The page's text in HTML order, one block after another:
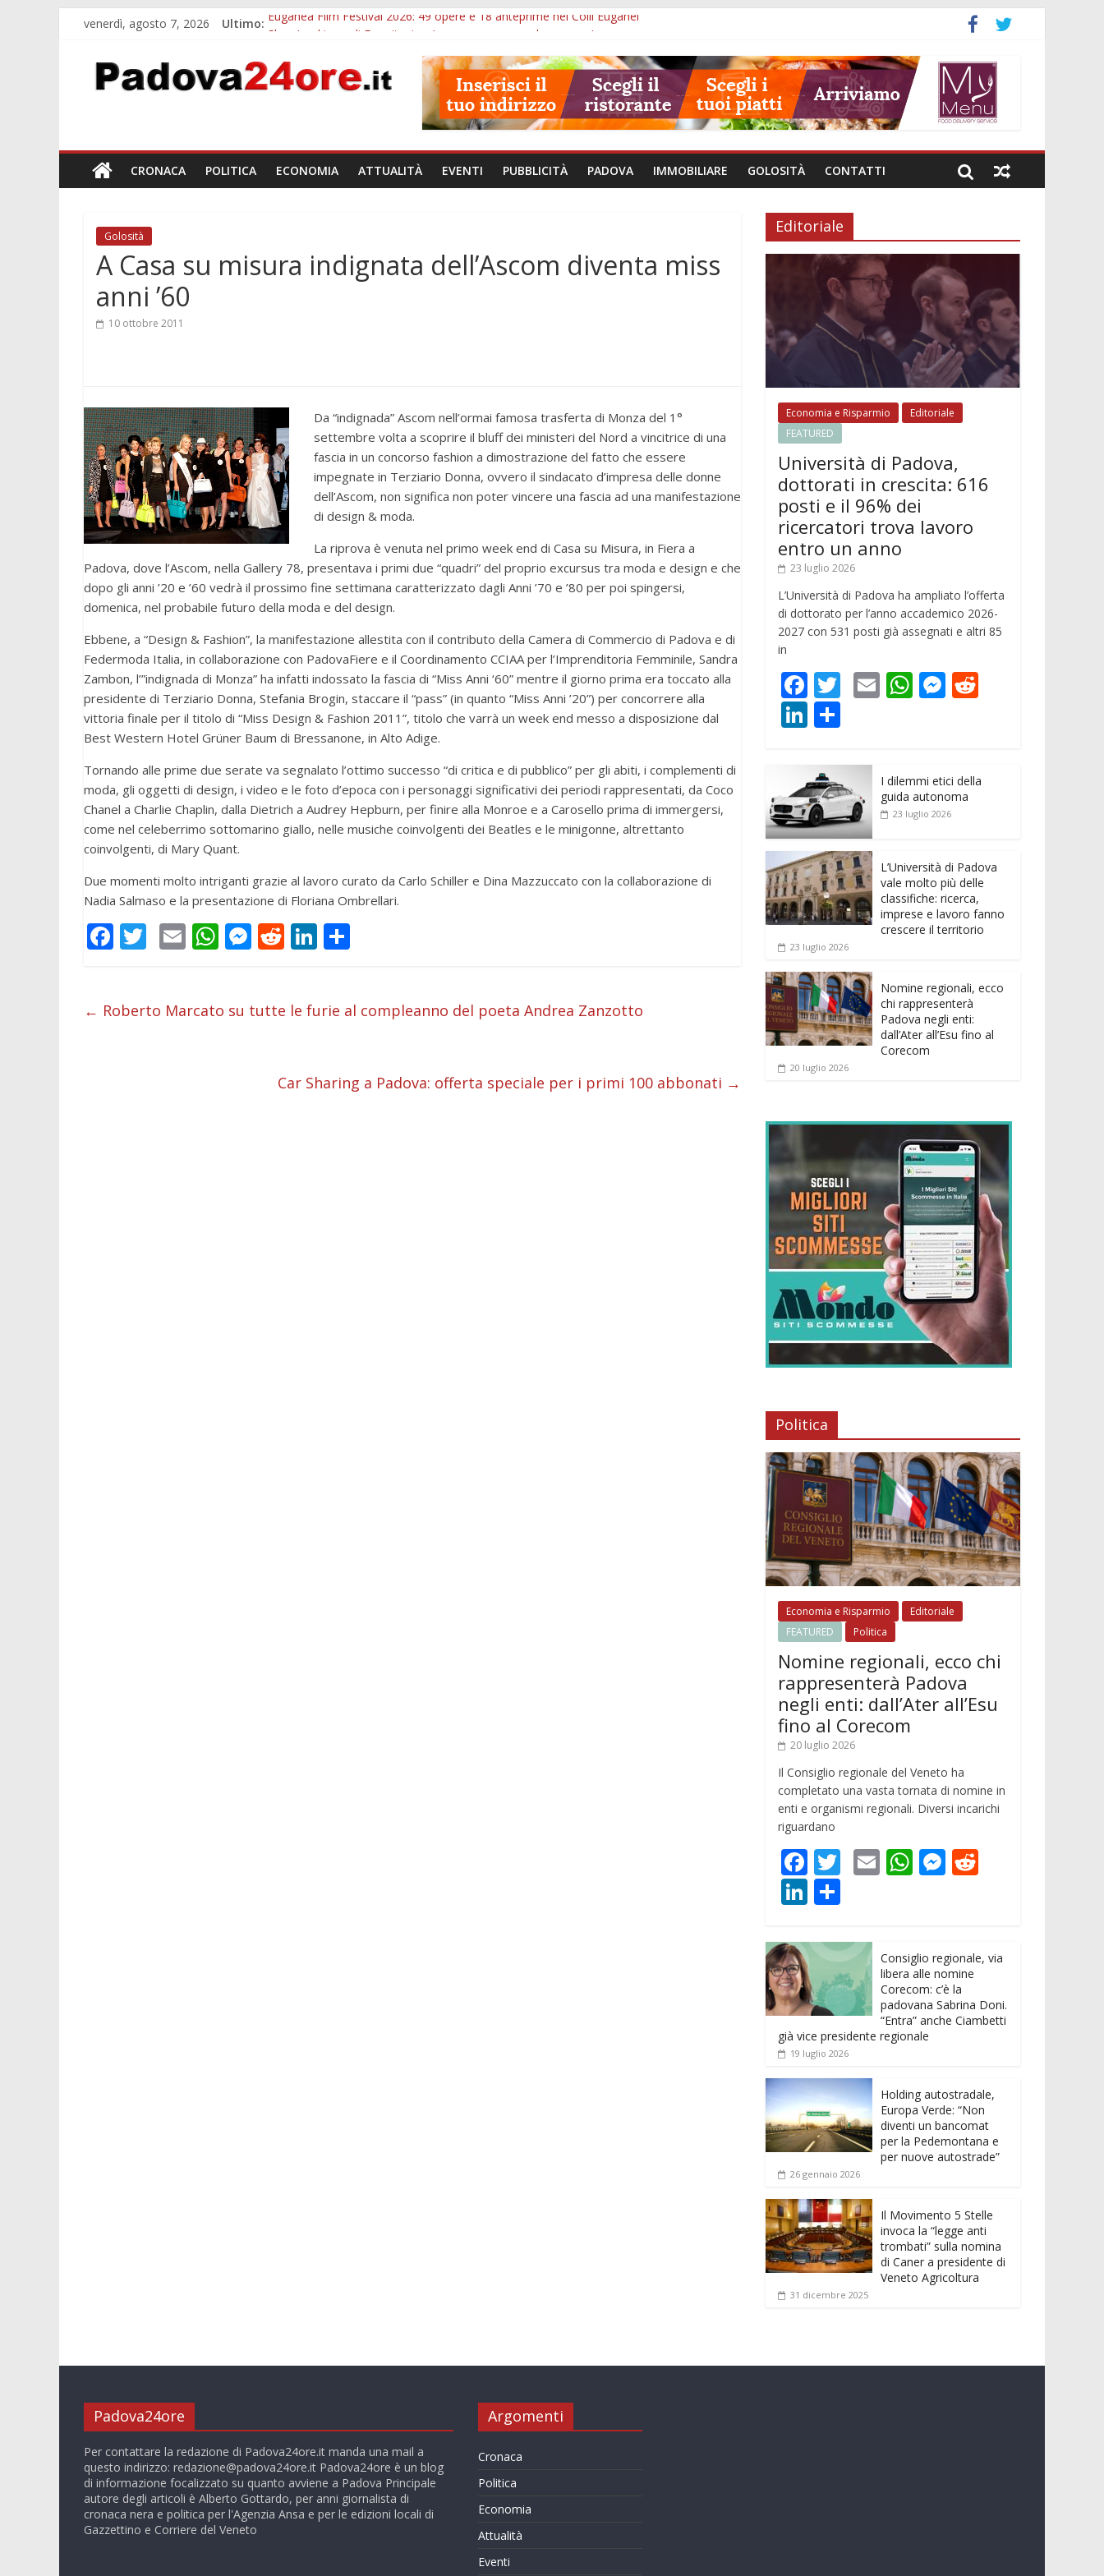
venerdì, agosto 7, 2026 Ultimo: Euganea Film Festival 2026: 49 opere e 18 anteprime nei Colli Euganei
Notizie di Padova alle ore 21: lavoratore morto, credito sul gasolio e IA nei Comuni
Orto Botanico Padova: visite ed escursioni fino a settembre
Concorso Università di Padova: 5 funzionari, domande entro il 7 agosto
CRONACA POLITICA ECONOMIA ATTUALITÀ EVENTI PUBBLICITÀ PADOVA IMMOBILIARE GOLOSITÀ CONTATTI
Golosità
A Casa su misura indignata dell’Ascom diventa miss
anni ’60
10 ottobre 2011
Da “indignada” Ascom nell’ormai famosa trasferta di Monza del 1°
settembre volta a scoprire il bluff dei ministeri del Nord a vincitrice di una
fascia in un concorso fashion a dimostrazione del fatto che essere
impegnate in Terziario Donna, ovvero il sindacato d’impresa delle donne
dell’Ascom, non significa non poter vincere una fascia ad una manifestazione
di design & moda.
La riprova è venuta nel primo week end di Casa su Misura, in Fiera a
Padova, dove l’Ascom, nella Gallery 78, presentava i primi due “quadri” del proprio excursus tra moda e design e che
dopo gli anni ’20 e ’60 vedrà il prossimo fine settimana caratterizzato dagli Anni ’70 e ’80 per poi spingersi,
domenica, nel probabile futuro della moda e del design.
Ebbene, a “Design & Fashion”, la manifestazione allestita con il contributo della Camera di Commercio di Padova e di
Federmoda Italia, in collaborazione con PadovaFiere e il Coordinamento CCIAA per l’Imprenditoria Femminile, Sandra
Zambon, l’”indignada di Monza” ha infatti indossato la fascia di “Miss Anni ‘60” mentre il giorno prima era toccato alla
presidente di Terziario Donna, Stefania Brogin, staccare il “pass” (in quanto “Miss Anni ’20”) per concorrere alla
vittoria finale per il titolo di “Miss Design & Fashion 2011”, titolo che varrà un week end messo a disposizione dal
Best Western Hotel Grüner Baum di Bressanone, in Alto Adige.
Tornando alle prime due serate va segnalato l’ottimo successo “di critica e di pubblico” per gli abiti, i complementi di
moda, gli oggetti di design, i video e le foto d’epoca con i personaggi significativi dei periodi rappresentati, da Coco
Chanel a Charlie Chaplin, dalla Dietrich a Audrey Hepburn, per finire alla Monroe e a Carosello prima di immergersi,
come nel celeberrimo sottomarino giallo, nelle musiche coinvolgenti dei Beatles e le minigonne, altrettanto
coinvolgenti, di Mary Quant.
Due momenti molto intriganti grazie al lavoro curato da Carlo Schiller e Dina Mazzuccato con la collaborazione di
Nadia Salmaso e la presentazione di Floriana Ombrellari.
F
b
T
er
E
l
W
s
M
e
R
di
Li
e di
← Roberto Marcato su tutte le furie al compleanno del poeta Andrea Zanzotto
Car Sharing a Padova: offerta speciale per i primi 100 abbonati →
Editoriale
Economia e Risparmio
Editoriale
FEATURED
Università di Padova,
dottorati in crescita: 616
posti e il 96% dei
ricercatori trova lavoro
entro un anno
23 luglio 2026
L’Università di Padova ha ampliato l’offerta
di dottorato per l’anno accademico 2026-
2027 con 531 posti già assegnati e altri 85
in
F
ac
e
b
o
o
k
T
er
E W
A
p
M
n
g
t
Li
k
e
dI
n
n
di
vi
di
I dilemmi etici della
guida autonoma
23 luglio 2026
L’Università di Padova
vale molto più delle
classifiche: ricerca,
imprese e lavoro fanno
crescere il territorio
23 luglio 2026
Nomine regionali, ecco
chi rappresenterà
Padova negli enti:
dall’Ater all’Esu fino al
Corecom
20 luglio 2026
Politica
Economia e Risparmio
Editoriale
FEATURED
Politica
Nomine regionali, ecco chi
rappresenterà Padova
negli enti: dall’Ater all’Esu
fino al Corecom
20 luglio 2026
Il Consiglio regionale del Veneto ha
completato una vasta tornata di nomine in
enti e organismi regionali. Diversi incarichi
riguardano
F
ac
e
b
o
o
k
T
er
E W
A
p
p
M
n
g
er
t
Li
k
e
dI
n
n
di
vi
di
Consiglio regionale, via
libera alle nomine
Corecom: c’è la
padovana Sabrina Doni.
“Entra” anche Ciambetti
già vice presidente regionale
19 luglio 2026
Holding autostradale,
Europa Verde: “Non
diventi un bancomat
per la Pedemontana e
per nuove autostrade”
26 gennaio 2026
Il Movimento 5 Stelle
invoca la “legge anti
trombati” sulla nomina
di Caner a presidente di
Veneto Agricoltura
31 dicembre 2025
Padova24ore
Per contattare la redazione di Padova24ore.it manda una mail a
questo indirizzo: redazione@padova24ore.it Padova24ore è un blog
di informazione focalizzato su quanto avviene a Padova Principale
autore degli articoli è Alberto Gottardo, per anni giornalista di
cronaca nera e politica per l'Agenzia Ansa e per le edizioni locali di
Gazzettino e Corriere del Veneto
Argomenti
Cronaca
Politica
Economia
Attualità
Eventi